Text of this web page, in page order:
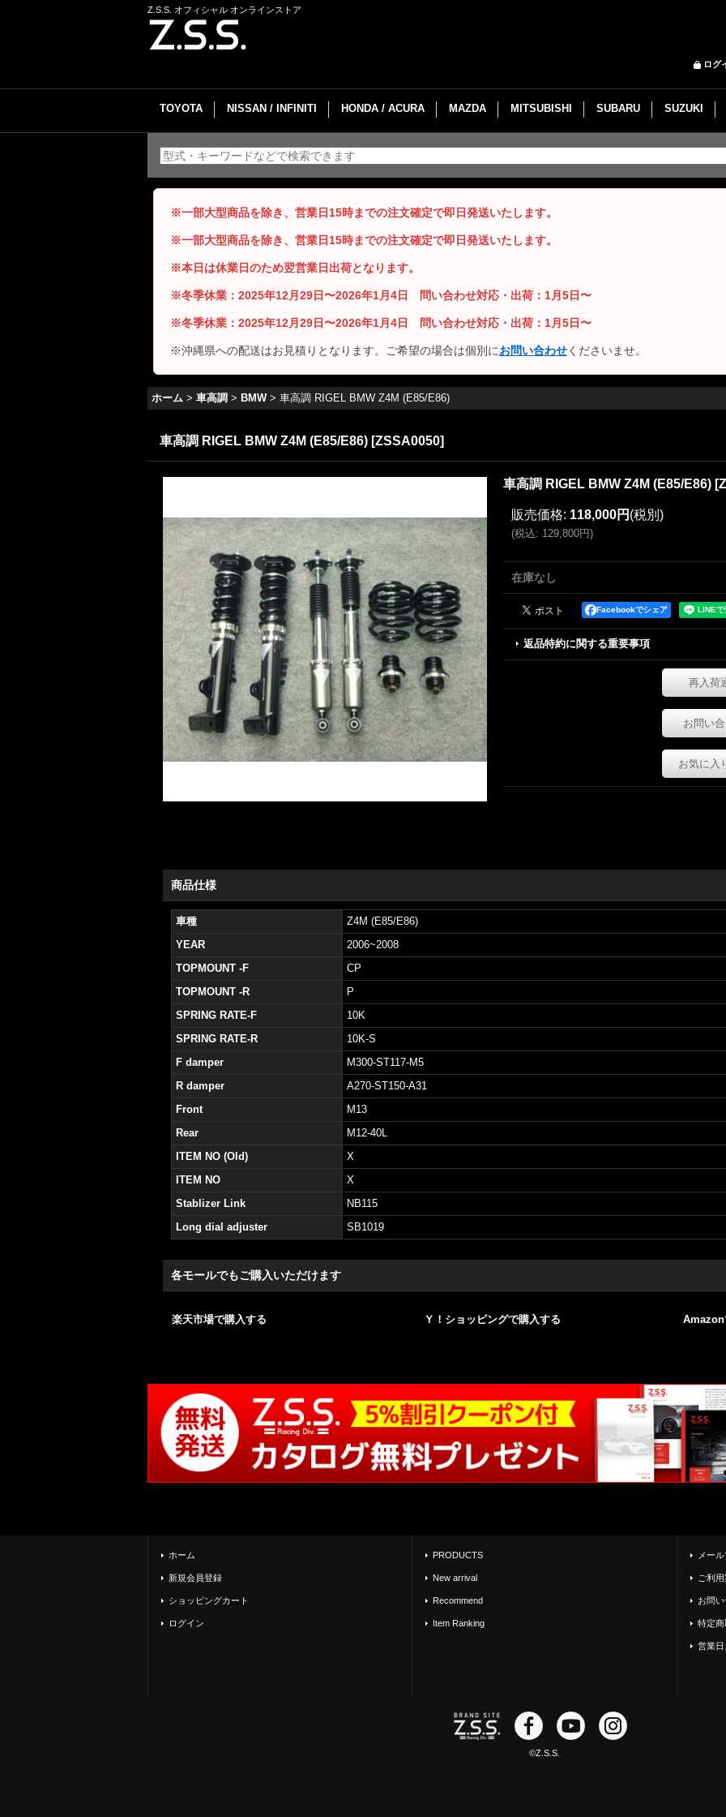
Z.S.S. オフィシャル オンラインストア
ログ
TOYOTA NISSAN / INFINITI HONDA / ACURA MAZDA MITSUBISHI SUBARU SUZUKI
※一部大型商品を除き、営業日15時までの注文確定で即日発送いたします。
※一部大型商品を除き、営業日15時までの注文確定で即日発送いたします。
※本日は休業日のため翌営業日出荷となります。
※冬季休業：2025年12月29日〜2026年1月4日 問い合わせ対応・出荷：1月5日〜
※冬季休業：2025年12月29日〜2026年1月4日 問い合わせ対応・出荷：1月5日〜
※沖縄県への配送はお見積りとなります。ご希望の場合は個別にお問い合わせくださいませ。
ホーム > 車高調 > BMW > 車高調 RIGEL BMW Z4M (E85/E86)
車高調 RIGEL BMW Z4M (E85/E86) [ZSSA0050]
車高調 RIGEL BMW Z4M (E85/E86) [
販売価格: 118,000円 (税別)
(税込: 129,800円)
在庫なし
Facebookでシェア
返品特約に関する重要事項
再入荷
お問い
お気に入
商品仕様
車種
Z4M (E85/E86)
YEAR
2006~2008
TOPMOUNT -F
CP
TOPMOUNT -R
P
SPRING RATE-F
10K
SPRING RATE-R
10K-S
F damper
M300-ST117-M5
R damper
A270-ST150-A31
Front
M13
Rear
M12-40L
ITEM NO (Old)
X
ITEM NO
X
Stablizer Link
NB115
Long dial adjuster
SB1019
各モールでもご購入いただけます
楽天市場で購入する Ｙ！ショッピングで購入する Amazon
ホーム
新規会員登録
ショッピングカート
ログイン
PRODUCTS
New arrival
Recommend
Item Ranking
メー
ご利
お問
特定
営業
©Z.S.S.